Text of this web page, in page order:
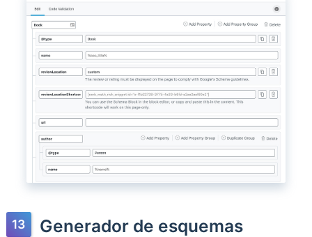
Generador de esquemas